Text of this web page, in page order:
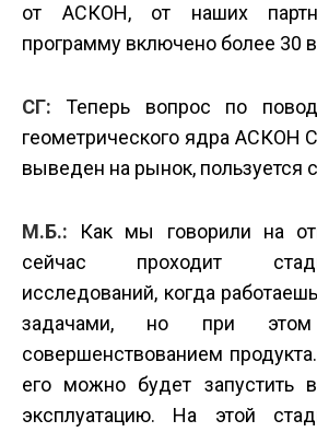
от АСКОН, от наших
программу включено более 30
СГ: Теперь вопрос по
геометрического ядра АСКОН
выведен на рынок, пользуется
М.Б.: Как мы говорили на
сейчас проходит
исследований, когда
задачами, но при этом
совершенствованием
его можно будет запустить
эксплуатацию. На этой